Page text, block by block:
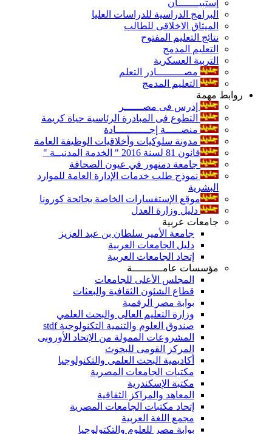
إستبيـــــــان
البرامج الدراسية للدراسات العليا
الميثاق الاخلاقى للطالب
نتائج التعليم المفتوح
التعليم المدمج
التربية العسكرية
مصـــــــــادر التعلم
التعليم المدمج
روابط مهمة
إدرس فى مصــــــر
التطوع فى المبادرة الرئاسية حياة كريمة
منصـــــة إجـــــــــــادة
مدونة سلوكيات وأخلاقيات الوظيفة العامة
قانون 81 لسنة 2016 " الخدمة المدنيــة "
جامعة دمنهور في عيون الصحافة
نموذج طلب خدمات الإدارة العامة للموارد
البشرية
موقع الإستفسارات الخاصة بجائحة كورونا
دليل وزارة العدل
جامعات عربية
جامعة الأمير سلطان بن عبد العزيز
دليل الجامعات العربية
إتحاد الجامعات العربية
مؤسسات عامــــــــــة
المجلس الأعلى للجامعات
قطاع الشئون الثقافية والبعثات
بوابة مصر الرقمية
وزارة التعليم العالى والبحث العلمي
صندوق العلوم والتنمية التكنولوجية stdf
المشروعات الممولة من الإتحاد الأوروبى
المركز القومى للبحوث
أكاديمية البحث العلمى والتكنولوجيا
مكتبات الجامعات المصرية
مكتبة الإسكندرية
المعاهد والمراكز الثقافية
إتحاد مكتبات الجامعات المصرية
مجمع اللغة العربية
بوابة مصر للعلوم والتكتولوجيا